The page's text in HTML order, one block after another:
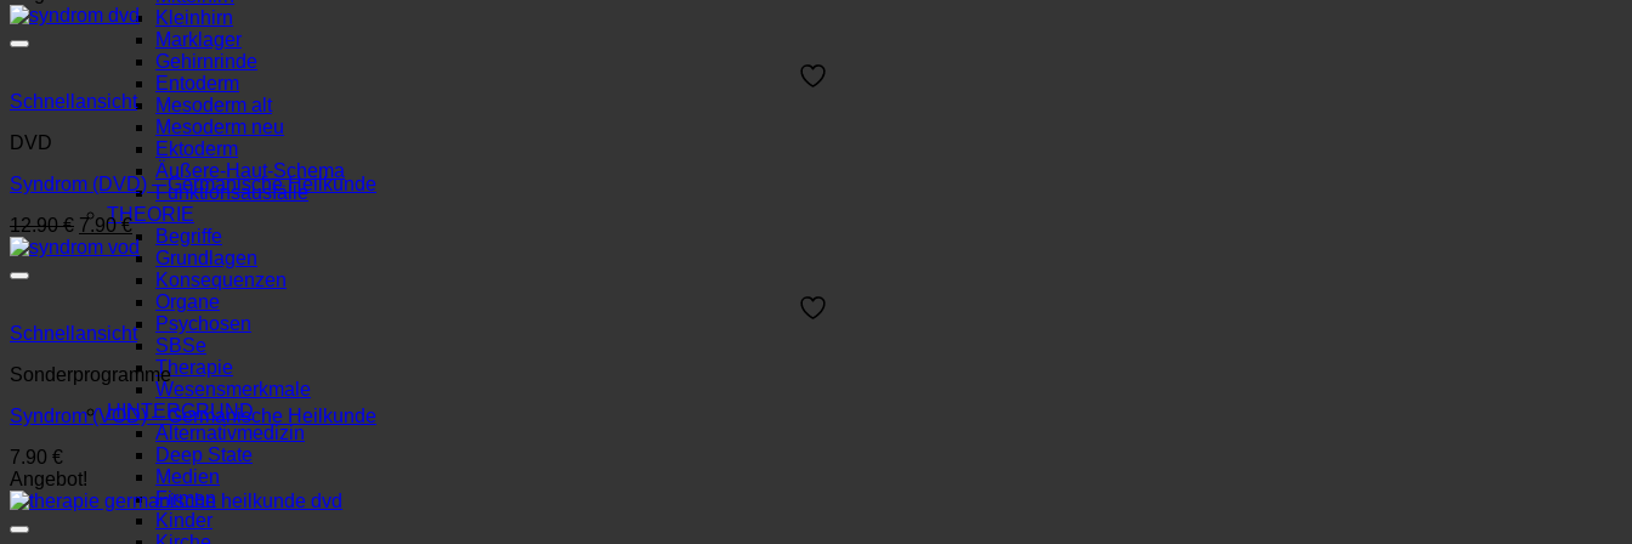
Kleinhirn
Marklager
Gehirnrinde
Entoderm
Mesoderm alt
Mesoderm neu
Ektoderm
Äußere-Haut-Schema
Funktionsausfälle
THEORIE
Begriffe
Grundlagen
Konsequenzen
Organe
Psychosen
SBSe
Therapie
Wesensmerkmale
HINTERGRUND
Alternativmedizin
Deep State
Medien
Firmen
Kinder
Schnellansicht
DVD
Syndrom (DVD) – Germanische Heilkunde
12.90€ Ursprünglicher
Preis
12.90 €
7.90€Aktueller
Preis
ist:
7.90 €.
Schnellansicht
Sonderprogramme
Syndrom (VOD) – Germanische Heilkunde
7.90 €
Angebot!